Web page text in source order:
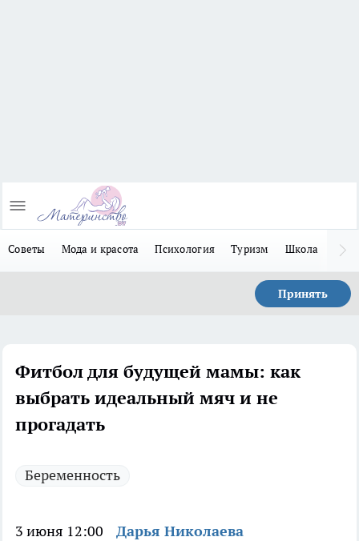
Советы Мода и красота Психология Туризм Школа
Принять
Фитбол для будущей мамы: как
выбрать идеальный мяч и не
прогадать
Беременность
3 июня 12:00 Дарья Николаева